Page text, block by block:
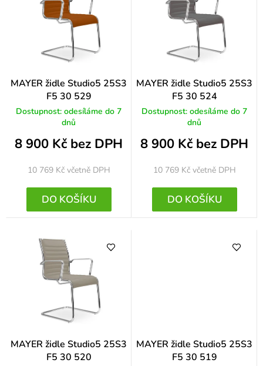
kMAYER židle Studio5 25S3
F5 30 529
Dostupnost: odesíláme do 7
dnů
8 900 Kč bez DPH
10 769 Kč včetně DPH
DO KOŠÍKU
MAYER židle Studio5 25S3
F5 30 524
Dostupnost: odesíláme do 7
dnů
8 900 Kč bez DPH
10 769 Kč včetně DPH
DO KOŠÍKU
MAYER židle Studio5 25S3
F5 30 520
MAYER židle Studio5 25S3
F5 30 519